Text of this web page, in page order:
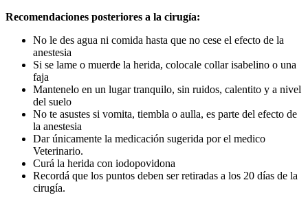
Recomendaciones posteriores a la cirugía:
No le des agua ni comida hasta que no cese el efecto de la
anestesia
Si se lame o muerde la herida, colocale collar isabelino o una
faja
Mantenelo en un lugar tranquilo, sin ruidos, calentito y a nivel
del suelo
No te asustes si vomita, tiembla o aulla, es parte del efecto de
la anestesia
Dar únicamente la medicación sugerida por el medico
Veterinario.
Curá la herida con iodopovidona
Recordá que los puntos deben ser retiradas a los 20 días de la
cirugía.